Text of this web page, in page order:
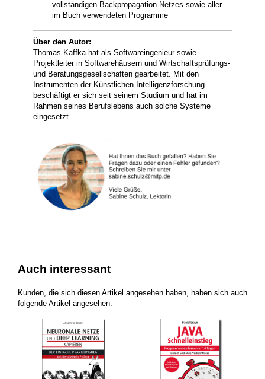
vollständigen Backpropagation-Netzes sowie aller
im Buch verwendeten Programme
Über den Autor:
Thomas Kaffka hat als Softwareingenieur sowie
Projektleiter in Softwarehäusern und Wirtschaftsprüfungs-
und Beratungsgesellschaften gearbeitet. Mit den
Instrumenten der Künstlichen Intelligenzforschung
beschäftigt er sich seit seinem Studium und hat im
Rahmen seines Berufslebens auch solche Systeme
eingesetzt.
Auch interessant
Kunden, die sich diesen Artikel angesehen haben, haben sich auch
folgende Artikel angesehen.